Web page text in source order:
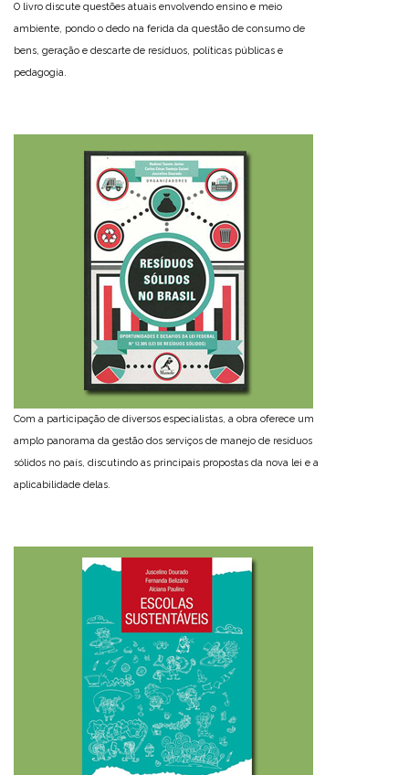
O livro discute questões atuais envolvendo ensino e meio
ambiente, pondo o dedo na ferida da questão de consumo de
bens, geração e descarte de resíduos, políticas públicas e
pedagogia.
Com a participação de diversos especialistas, a obra oferece um
amplo panorama da gestão dos serviços de manejo de resíduos
sólidos no país, discutindo as principais propostas da nova lei e a
aplicabilidade delas.